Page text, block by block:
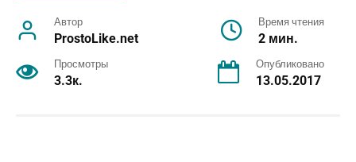
Автор
ProstoLike.net
Время чтения
2 мин.
Просмотры
3.3к.
Опубликовано
13.05.2017